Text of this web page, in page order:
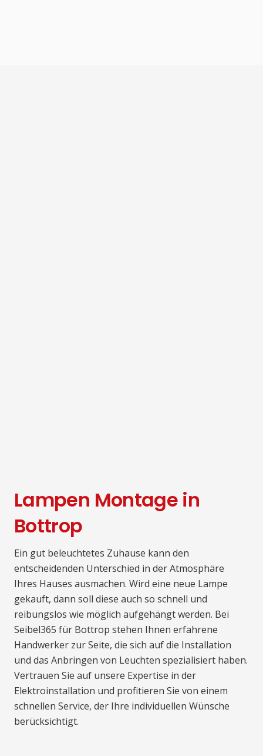
Lampen Montage in
Bottrop
Ein gut beleuchtetes Zuhause kann den
entscheidenden Unterschied in der Atmosphäre
Ihres Hauses ausmachen. Wird eine neue Lampe
gekauft, dann soll diese auch so schnell und
reibungslos wie möglich aufgehängt werden. Bei
Seibel365 für Bottrop stehen Ihnen erfahrene
Handwerker zur Seite, die sich auf die Installation
und das Anbringen von Leuchten spezialisiert haben.
Vertrauen Sie auf unsere Expertise in der
Elektroinstallation und profitieren Sie von einem
schnellen Service, der Ihre individuellen Wünsche
berücksichtigt.